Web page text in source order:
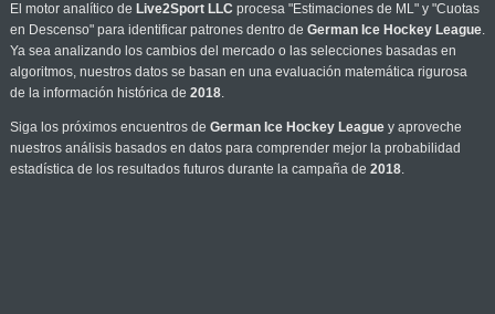
El motor analítico de Live2Sport LLC procesa "Estimaciones de ML" y "Cuotas
en Descenso" para identificar patrones dentro de German Ice Hockey League.
Ya sea analizando los cambios del mercado o las selecciones basadas en
algoritmos, nuestros datos se basan en una evaluación matemática rigurosa
de la información histórica de 2018.
Siga los próximos encuentros de German Ice Hockey Leaguey aproveche
nuestros análisis basados en datos para comprender mejor la probabilidad
estadística de los resultados futuros durante la campaña de 2018.